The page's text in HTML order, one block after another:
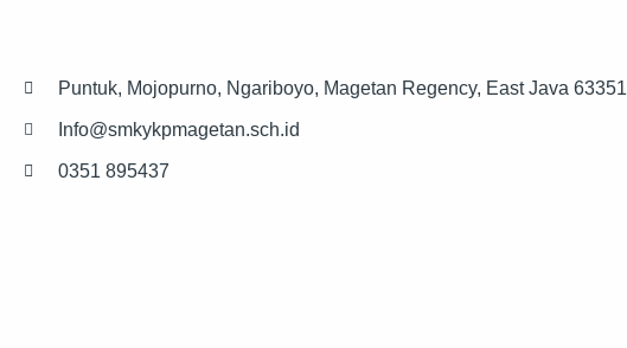
Puntuk, Mojopurno, Ngariboyo, Magetan Regency, East Java 63351
Info@smkykpmagetan.sch.id
0351 895437